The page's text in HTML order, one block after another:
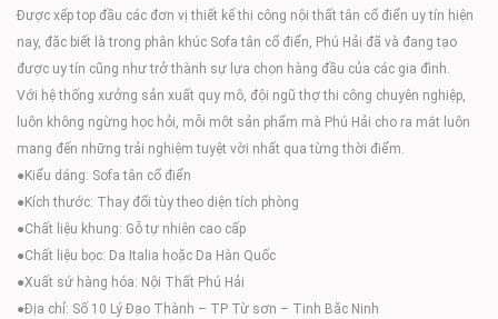
Được xếp top đầu các đơn vị thiết kế thi công nội thất tân cổ điển uy tín hiện
nay, đặc biết là trong phân khúc Sofa tân cổ điển, Phú Hải đã và đang tạo
được uy tín cũng như trở thành sự lựa chọn hàng đầu của các gia đình.
Với hệ thống xưởng sản xuất quy mô, đội ngũ thợ thi công chuyên nghiệp,
luôn không ngừng học hỏi, mỗi một sản phẩm mà Phú Hải cho ra mắt luôn
mang đến những trải nghiệm tuyệt vời nhất qua từng thời điểm.
●Kiểu dáng: Sofa tân cổ điển
●Kích thước: Thay đổi tùy theo diện tích phòng
●Chất liệu khung: Gỗ tự nhiên cao cấp
●Chất liệu bọc: Da Italia hoặc Da Hàn Quốc
●Xuất sứ hàng hóa: Nội Thất Phú Hải
●Địa chỉ: Số 10 Lý Đạo Thành – TP Từ sơn – Tinh Băc Ninh